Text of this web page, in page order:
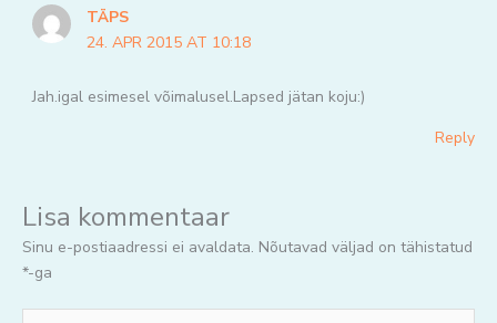
TÄPS
24. APR 2015 AT 10:18
Jah.igal esimesel võimalusel.Lapsed jätan koju:)
Reply
Lisa kommentaar
Sinu e-postiaadressi ei avaldata. Nõutavad väljad on tähistatud
*-ga